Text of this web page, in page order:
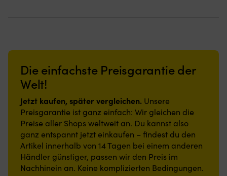
Die einfachste Preisgarantie der
Welt!
Jetzt kaufen, später vergleichen. Unsere
Preisgarantie ist ganz einfach: Wir gleichen die
Preise aller Shops weltweit an. Du kannst also
ganz entspannt jetzt einkaufen – findest du den
Artikel innerhalb von 14 Tagen bei einem anderen
Händler günstiger, passen wir den Preis im
Nachhinein an. Keine komplizierten Bedingungen.